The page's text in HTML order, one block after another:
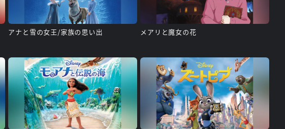
アナと雪の女王/家族の思い出 メアリと魔女の花